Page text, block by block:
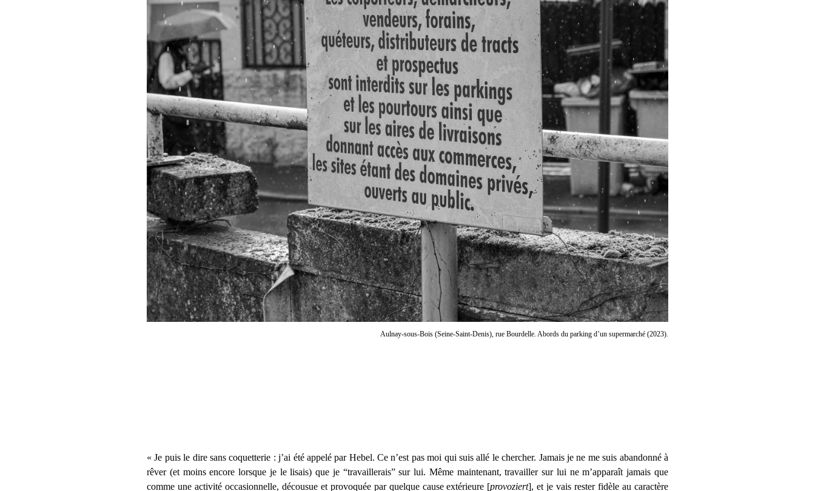
Aulnay-sous-Bois (Seine-Saint-Denis), rue Bourdelle. Abords du parking d’un supermarché (2023).
« Je puis le dire sans coquetterie : j’ai été appelé par Hebel. Ce n’est pas moi qui suis allé le chercher. Jamais je ne me suis abandonné à
rêver (et moins encore lorsque je le lisais) que je “travaillerais” sur lui. Même maintenant, travailler sur lui ne m’apparaît jamais que
comme une activité occasionnelle, décousue et provoquée par quelque cause extérieure [provoziert], et je vais rester fidèle au caractère